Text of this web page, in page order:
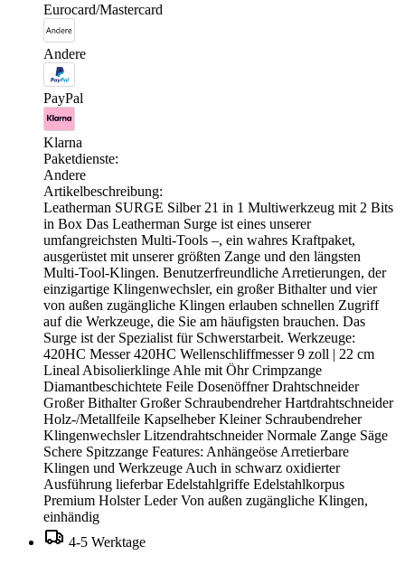
Eurocard/Mastercard
Andere
PayPal
Klarna
Paketdienste:
Andere
Artikelbeschreibung:
Leatherman SURGE Silber 21 in 1 Multiwerkzeug mit 2 Bits
in Box Das Leatherman Surge ist eines unserer
umfangreichsten Multi-Tools –, ein wahres Kraftpaket,
ausgerüstet mit unserer größten Zange und den längsten
Multi-Tool-Klingen. Benutzerfreundliche Arretierungen, der
einzigartige Klingenwechsler, ein großer Bithalter und vier
von außen zugängliche Klingen erlauben schnellen Zugriff
auf die Werkzeuge, die Sie am häufigsten brauchen. Das
Surge ist der Spezialist für Schwerstarbeit. Werkzeuge:
420HC Messer 420HC Wellenschliffmesser 9 zoll | 22 cm
Lineal Abisolierklinge Ahle mit Öhr Crimpzange
Diamantbeschichtete Feile Dosenöffner Drahtschneider
Großer Bithalter Großer Schraubendreher Hartdrahtschneider
Holz-/Metallfeile Kapselheber Kleiner Schraubendreher
Klingenwechsler Litzendrahtschneider Normale Zange Säge
Schere Spitzzange Features: Anhängeöse Arretierbare
Klingen und Werkzeuge Auch in schwarz oxidierter
Ausführung lieferbar Edelstahlgriffe Edelstahlkorpus
Premium Holster Leder Von außen zugängliche Klingen,
einhändig
4-5 Werktage